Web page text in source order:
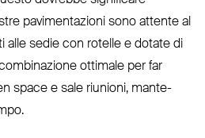
pavi­men­tazioni sono attente al
alle sedie con rotelle e dotate di
ottimale per far
space e sale riunioni, man­te­